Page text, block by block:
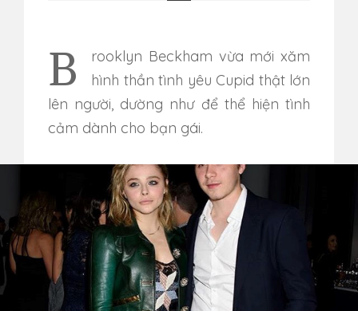
Brooklyn Beckham vừa mới xăm
hình thần tình yêu Cupid thật lớn
lên người, dường như để thể hiện tình
cảm dành cho bạn gái.